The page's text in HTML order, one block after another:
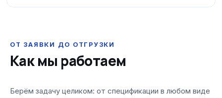
ОТ ЗАЯВКИ ДО ОТГРУЗКИ
Как мы работаем
Берём задачу целиком: от спецификации в любом виде